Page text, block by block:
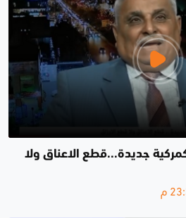
جديدة...قطع الاعناق ولا